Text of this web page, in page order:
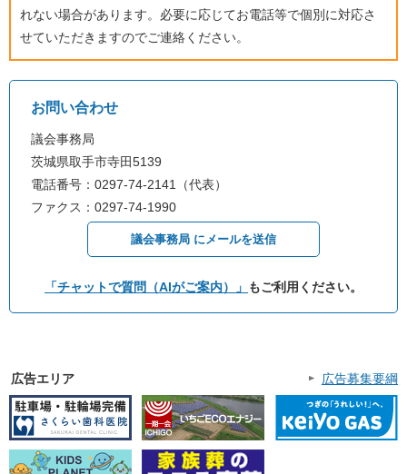
れない場合があります。必要に応じてお電話等で個別に対応さ
せていただきますのでご連絡ください。
お問い合わせ
議会事務局
茨城県取手市寺田5139
電話番号：0297-74-2141（代表）
ファクス：0297-74-1990
議会事務局 にメールを送信
「チャットで質問（AIがご案内）」 もご利用ください。
広告エリア 広告募集要綱